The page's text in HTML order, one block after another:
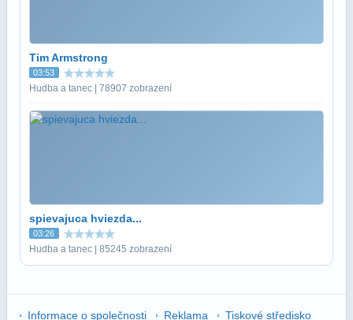
Tim Armstrong
03:53
Hudba a tanec | 78907 zobrazení
spievajuca hviezda...
03:26
Hudba a tanec | 85245 zobrazení
Informace o společnosti Reklama Tiskové středisko